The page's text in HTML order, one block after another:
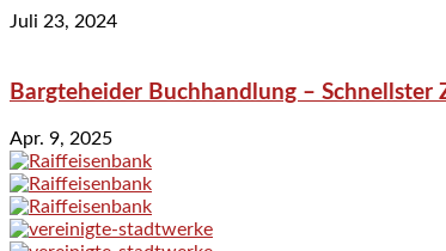
Juli 23, 2024
Bargteheider Buchhandlung –
Apr. 9, 2025